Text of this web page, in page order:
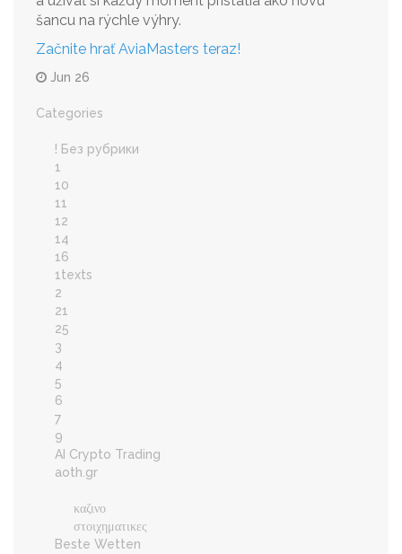
šancu na rýchle výhry.
Začnite hrať AviaMasters teraz!
Jun 26
Categories
! Без рубрики
1
10
11
12
14
16
1texts
2
21
25
3
4
5
6
7
9
AI Crypto Trading
aoth.gr
καζινο
στοιχηματικες
Beste Wetten